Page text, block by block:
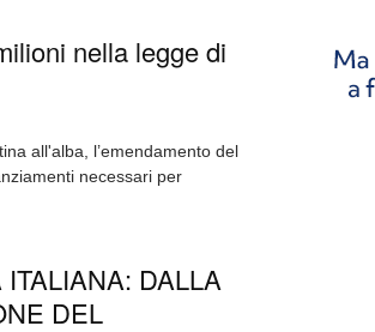
nella legge di
all'alba, l’emendamento del
necessari per
DALLA
DEL